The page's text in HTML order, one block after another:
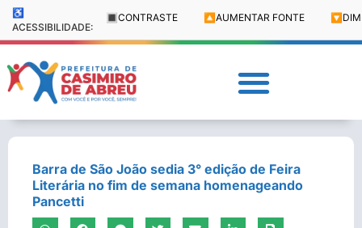
♿
ACESSIBILIDADE:
🔳 CONTRASTE 🔼 AUMENTAR FONTE 🔽
Barra de São João sedia 3° edição de Feira
Literária no fim de semana homenageando
Pancetti